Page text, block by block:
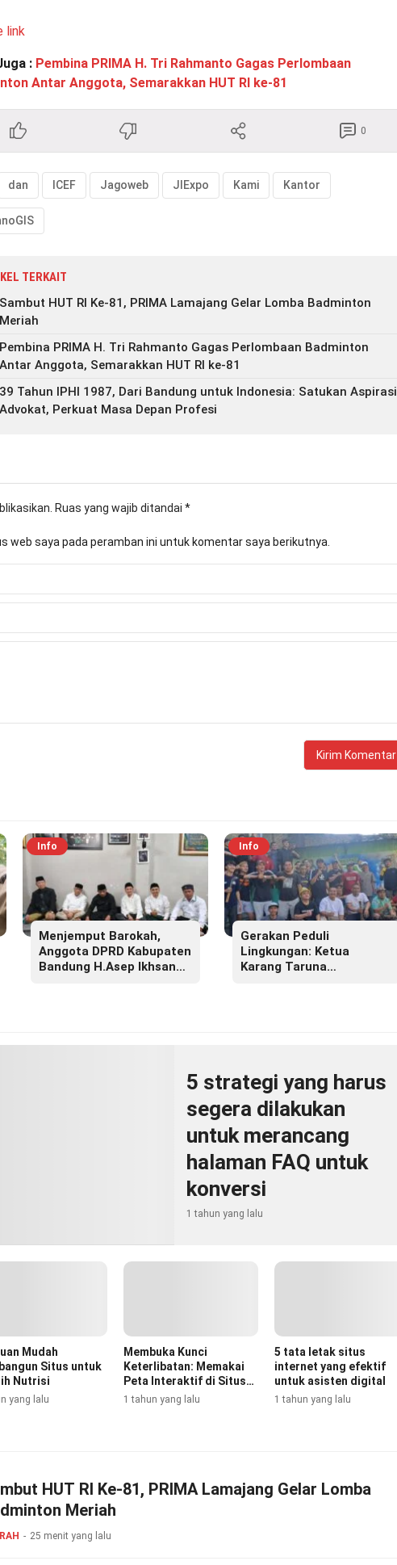
link
: Pembina PRIMA H. Tri Rahmanto Gagas Perlombaan
Antar Anggota, Semarakkan HUT RI ke-81
0
dan ICEF Jagoweb JIExpo Kami Kantor
TERKAIT
Sambut HUT RI Ke-81, PRIMA Lamajang Gelar Lomba Badminton
Meriah
Pembina PRIMA H. Tri Rahmanto Gagas Perlombaan Badminton
Antar Anggota, Semarakkan HUT RI ke-81
39 Tahun IPHI 1987, Dari Bandung untuk Indonesia: Satukan Aspirasi
Advokat, Perkuat Masa Depan Profesi
Ruas yang wajib ditandai *
web saya pada peramban ini untuk komentar saya berikutnya.
Info
Menjemput Barokah,
Anggota DPRD Kabupaten
Bandung H.Asep Ikhsan
Info
Gerakan Peduli
Lingkungan: Ketua
Karang Taruna
5 strategi yang harus
segera dilakukan
untuk merancang
halaman FAQ untuk
konversi
1 tahun yang lalu
Mudah
Situs untuk
Nutrisi
yang lalu
Membuka Kunci
Keterlibatan: Memakai
Peta Interaktif di Situs
Internet
1 tahun yang lalu
5 tata letak situs
internet yang efektif
untuk asisten digital
1 tahun yang lalu
HUT RI Ke-81, PRIMA Lamajang Gelar Lomba
Meriah
25 menit yang lalu